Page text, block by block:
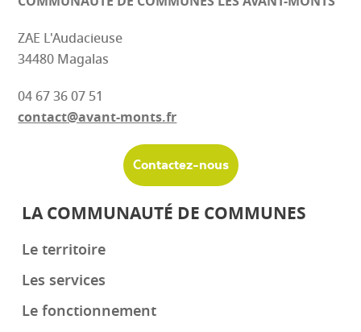
ZAE L'Audacieuse
34480 Magalas
04 67 36 07 51
contact@avant-monts.fr
Contactez-nous
LA COMMUNAUTÉ DE COMMUNES
Le territoire
Les services
Le fonctionnement